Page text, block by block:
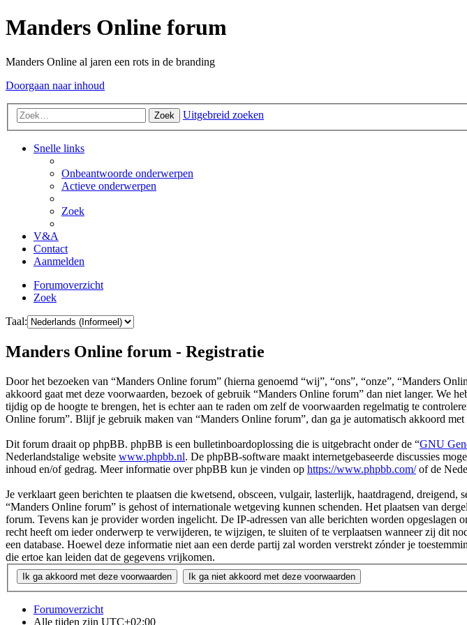
Manders Online forum
Manders Online al jaren een rots in de branding
Doorgaan naar inhoud
Zoek Uitgebreid zoeken
Snelle links
Onbeantwoorde onderwerpen
Actieve onderwerpen
Zoek
V&A
Contact
Aanmelden
Forumoverzicht
Zoek
Taal:
Manders Online forum - Registratie
Door het bezoeken van “Manders Online forum” (hierna genoemd “wij”, “ons”, “onze”, “Manders
akkoord gaat met deze voorwaarden, bezoek of gebruik “Manders Online forum” dan niet langer. We
tijdig op de hoogte te brengen, het is echter aan te raden om zelf de voorwaarden regelmatig te
Online forum”. Blijf je gebruik maken van “Manders Online forum”, dan ga je automatisch akkoord
Dit forum draait op phpBB. phpBB is een bulletinboardoplossing die is uitgebracht onder de “GNU
Nederlandstalige website www.phpbb.nl. De phpBB-software maakt internetgebaseerde discussies
inhoud en/of gedrag. Meer informatie over phpBB kun je vinden op https://www.phpbb.com/of de
Je verklaart geen berichten te plaatsen die kwetsend, obsceen, vulgair, lasterlijk, haatdragend,
“Manders Online forum” is gehost of internationale wetgeving kunnen schenden. Het plaatsen van
forum. Tevens kan je provider worden ingelicht. De IP-adressen van alle berichten worden
recht heeft om ieder onderwerp te verwijderen, te wijzigen, te sluiten of te verplaatsen wanneer zij dit
een database. Hoewel deze informatie niet aan een derde partij zal worden verstrekt zónder je
die ertoe kan leiden dat de gegevens vrijkomen.
Forumoverzicht
Alle tijden zijn UTC+02:00